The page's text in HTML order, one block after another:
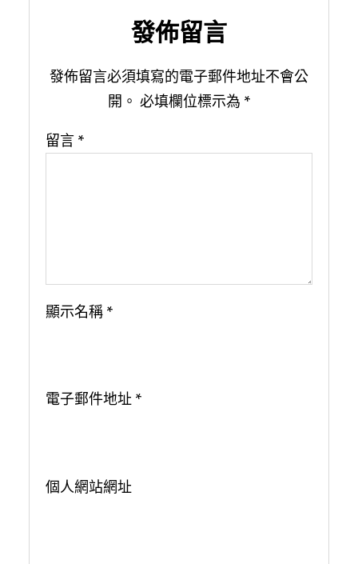
發佈留言
發佈留言必須填寫的電子郵件地址不會公
開。 必填欄位標示為 *
留言 *
顯示名稱 *
電子郵件地址 *
個人網站網址